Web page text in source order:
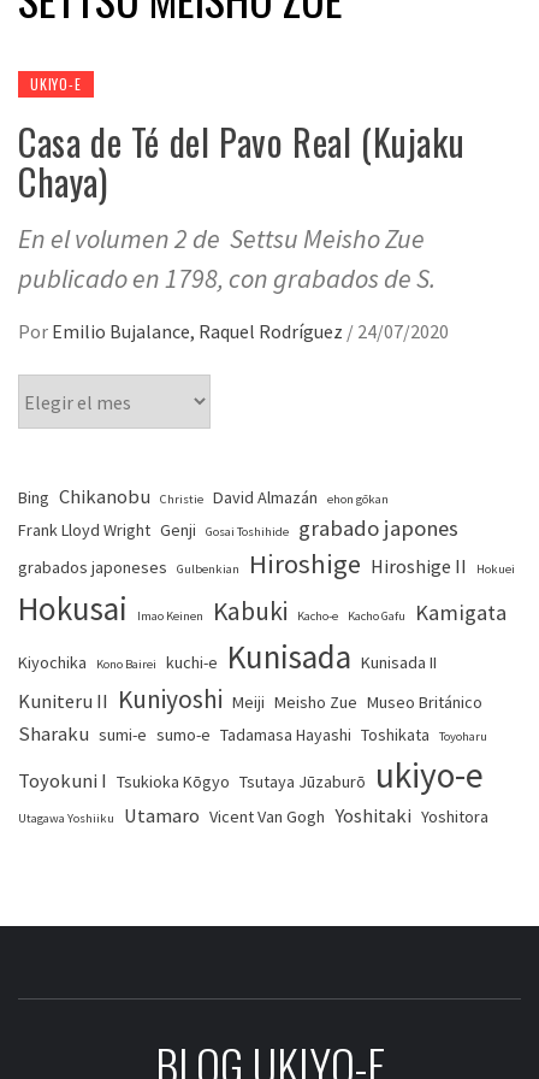
UKIYO-E
Casa de Té del Pavo Real (Kujaku
Chaya)
En el volumen 2 de Settsu Meisho Zue
publicado en 1798, con grabados de S.
Por Emilio Bujalance, Raquel Rodríguez / 24/07/2020
Bing Chikanobu Christie David Almazán ehon gōkan
Frank Lloyd Wright Genji Gosai Toshihide grabado japones
grabados japoneses Gulbenkian Hiroshige Hiroshige II Hokuei
Hokusai Imao Keinen Kabuki Kacho-e Kacho Gafu Kamigata
Kiyochika Kono Bairei kuchi-e Kunisada Kunisada II
Kuniteru II Kuniyoshi Meiji Meisho Zue Museo Británico
Sharaku sumi-e sumo-e Tadamasa Hayashi Toshikata Toyoharu
Toyokuni I Tsukioka Kōgyo Tsutaya Jūzaburō ukiyo-e
Utagawa Yoshiiku Utamaro Vicent Van Gogh Yoshitaki Yoshitora
BLOG UKIYO-E